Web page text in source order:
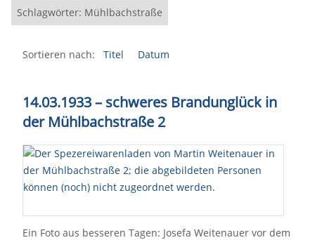
Schlagwörter: Mühlbachstraße
Sortieren nach: Titel Datum
14.03.1933 – schweres Brandunglück in
der Mühlbachstraße 2
Ein Foto aus besseren Tagen: Josefa Weitenauer vor dem